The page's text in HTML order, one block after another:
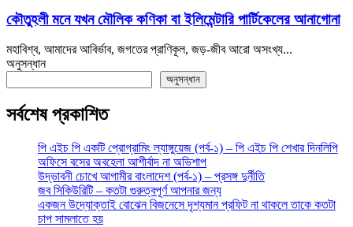
কৌতুহলী মনে যখন মৌলিক কণিকা বা ইলিমেন্টারি পার্টিকেলের আনাগোনা
মহাবিশ্ব, আমাদের আবির্ভাব, জগতের প্রাণিকূল, জড়-জীব আরো অসংখ্য...
অনুসন্ধান
অনুসন্ধান
সর্বশেষ প্রকাশিত
পি এইচ পি একটি প্রোগ্রামিং ল্যাঙ্গুয়েজ (পর্ব-১) – পি এইচ পি শেখার দিনলিপি
অফিসে বসের অবহেলা আশীর্বাদ না অভিশাপ
উদ্ভাবনী চোখে আগামীর বাংলাদেশ (পর্ব-১) – প্রসঙ্গ দুর্নীতি
জব সিকিউরিটি – কতটা গুরুত্বপূর্ণ আপনার জন্য
একজন উদ্যোক্তাই বোঝেন বিজনেসে দৃশ্যমান প্রফিট না থাকলে তাকে কতটা
চাপ সামলাতে হয়